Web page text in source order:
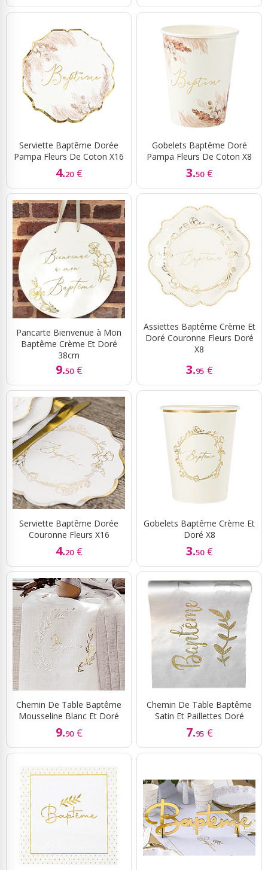
Serviette Baptême Dorée
Pampa Fleurs De Coton X16
4.20 €
Gobelets Baptême Doré
Pampa Fleurs De Coton X8
3.50 €
Pancarte Bienvenue à Mon
Baptême Crème Et Doré
38cm
9.50 €
Assiettes Baptême Crème Et
Doré Couronne Fleurs Doré
X8
3.95 €
Serviette Baptême Dorée
Couronne Fleurs X16
4.20 €
Gobelets Baptême Crème Et
Doré X8
3.50 €
Chemin De Table Baptême
Mousseline Blanc Et Doré
9.90 €
Chemin De Table Baptême
Satin Et Paillettes Doré
7.95 €